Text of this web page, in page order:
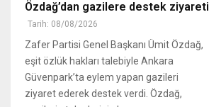
Özdağ’dan gazilere destek ziyareti
Tarih: 08/08/2026
Zafer Partisi Genel Başkanı Ümit Özdağ,
eşit özlük hakları talebiyle Ankara
Güvenpark’ta eylem yapan gazileri
ziyaret ederek destek verdi. Özdağ,